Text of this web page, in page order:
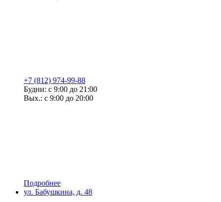
+7 (812) 974-99-88
Будни: с 9:00 до 21:00
Вых.: с 9:00 до 20:00
Подробнее
ул. Бабушкина, д. 48